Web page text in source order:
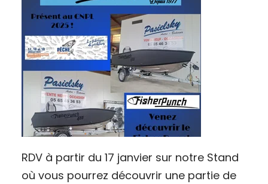
RDV à partir du 17 janvier sur notre Stand
où vous pourrez découvrir une partie de